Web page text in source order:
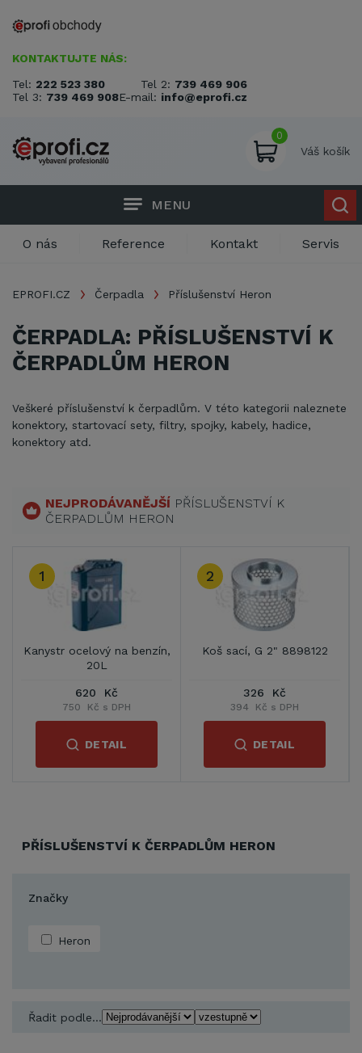
KONTAKTUJTE NÁS:
Tel: 222 523 380 Tel 2: 739 469 906
Tel 3: 739 469 908E-mail: info@eprofi.cz
0
Váš košík
MENU
O nás Reference Kontakt Servis
EPROFI.CZ Čerpadla Příslušenství Heron
ČERPADLA: PŘÍSLUŠENSTVÍ K
ČERPADLŮM HERON
Veškeré příslušenství k čerpadlům. V této kategorii naleznete
konektory, startovací sety, filtry, spojky, kabely, hadice,
konektory atd.
NEJPRODÁVANĚJŠÍ PŘÍSLUŠENSTVÍ K
ČERPADLŮM HERON
1
Kanystr ocelový na benzín,
20L
620 Kč
750 Kč s DPH
DETAIL
2
Koš sací, G 2" 8898122
326 Kč
394 Kč s DPH
DETAIL
PŘÍSLUŠENSTVÍ K ČERPADLŮM HERON
Značky
Heron
Řadit podle...